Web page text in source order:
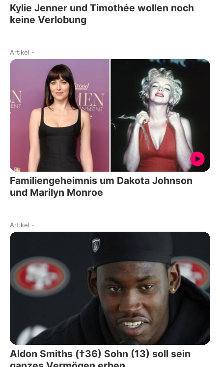
Kylie Jenner und Timothée wollen noch
keine Verlobung
Artikel -
Familiengeheimnis um Dakota Johnson
und Marilyn Monroe
Artikel -
Aldon Smiths (†36) Sohn (13) soll sein